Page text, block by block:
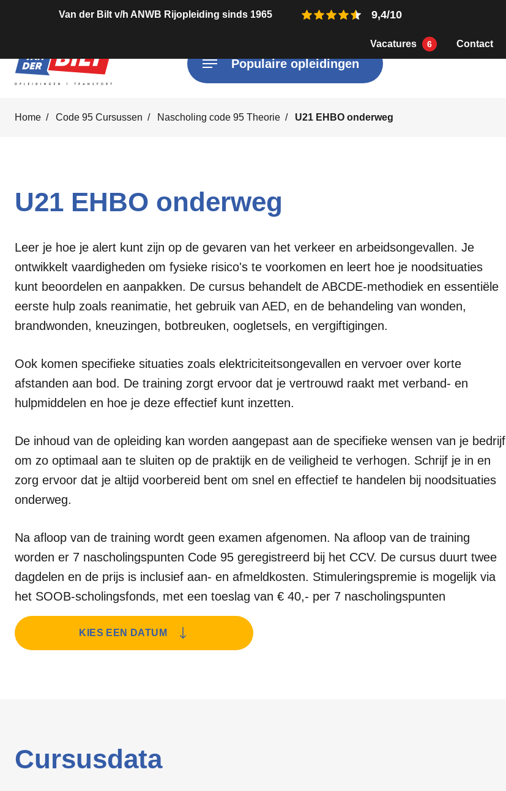
Van der Bilt v/h ANWB Rijopleiding sinds 1965 9,4/10
Vacatures 6 Contact
Populaire opleidingen
Home Code 95 Cursussen Nascholing code 95 Theorie U21 EHBO onderweg
U21 EHBO onderweg
Leer je hoe je alert kunt zijn op de gevaren van het verkeer en arbeidsongevallen. Je
ontwikkelt vaardigheden om fysieke risico's te voorkomen en leert hoe je noodsituaties
kunt beoordelen en aanpakken. De cursus behandelt de ABCDE-methodiek en essentiële
eerste hulp zoals reanimatie, het gebruik van AED, en de behandeling van wonden,
brandwonden, kneuzingen, botbreuken, oogletsels, en vergiftigingen.
Ook komen specifieke situaties zoals elektriciteitsongevallen en vervoer over korte
afstanden aan bod. De training zorgt ervoor dat je vertrouwd raakt met verband- en
hulpmiddelen en hoe je deze effectief kunt inzetten.
De inhoud van de opleiding kan worden aangepast aan de specifieke wensen van je bedrijf
om zo optimaal aan te sluiten op de praktijk en de veiligheid te verhogen. Schrijf je in en
zorg ervoor dat je altijd voorbereid bent om snel en effectief te handelen bij noodsituaties
onderweg.
Na afloop van de training wordt geen examen afgenomen. Na afloop van de training
worden er 7 nascholingspunten Code 95 geregistreerd bij het CCV. De cursus duurt twee
dagdelen en de prijs is inclusief aan- en afmeldkosten. Stimuleringspremie is mogelijk via
het SOOB-scholingsfonds, met een toeslag van € 40,- per 7 nascholingspunten
KIES EEN DATUM
Cursusdata